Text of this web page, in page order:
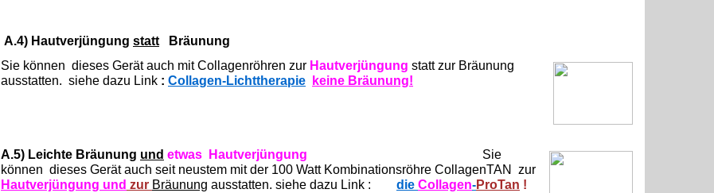
A.4) Hautverjüngung statt Bräunung
Sie können dieses Gerät auch mit Collagenröhren zur Hautverjüngung stattzur Bräunung
ausstatten. siehe dazu Link : Collagen-Lichttherapie keine Bräunung!
A.5) Leichte Bräunung und etwas Hautverjüngung
Sie
können dieses Gerät auch seit neustem mit der 100 Watt Kombinationsröhre CollagenTAN
zur
Hautverjüngung und zur Bräunung ausstatten. siehe dazu Link : die Collagen-ProTan !